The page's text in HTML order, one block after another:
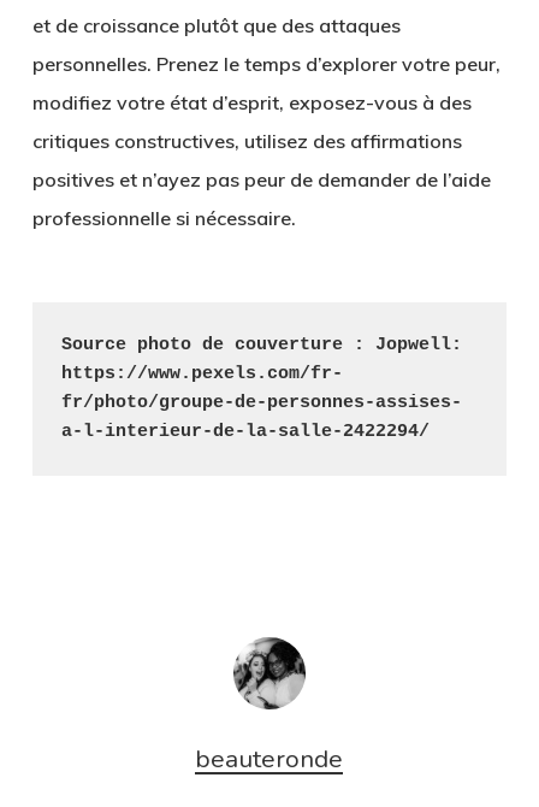
et de croissance plutôt que des attaques
personnelles. Prenez le temps d’explorer votre peur,
modifiez votre état d’esprit, exposez-vous à des
critiques constructives, utilisez des affirmations
positives et n’ayez pas peur de demander de l’aide
professionnelle si nécessaire.
Source photo de couverture : Jopwell:
https://www.pexels.com/fr-
fr/photo/groupe-de-personnes-assises-
a-l-interieur-de-la-salle-2422294/
beauteronde